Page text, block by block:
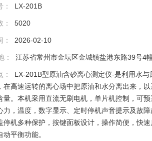
： LX-201B
： 5020
： 2026-02-10
： 江苏省常州市金坛区金城镇盐港东路39号4
： LX-201B型原油含砂离心测定仪-是利用水与
在高速运转的离心场中把原油和水分离出来，
量。本机采用直流无刷电机，单片机控制，可
力，温度，数字显示、定时停机声音提示及故
停机多种保护，按键面板设计，操作简便，快
动平衡功能。